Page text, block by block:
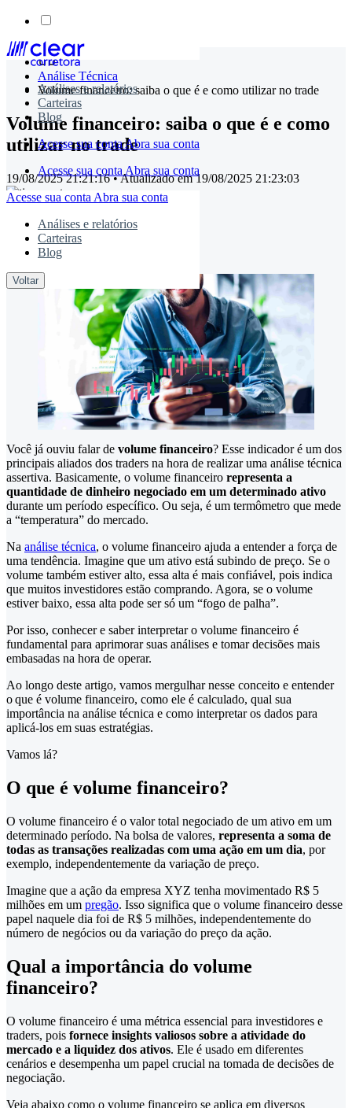
Skip
content
Análises e relatórios
Carteiras
Blog
Acesse sua contaAbra sua conta
Acesse sua conta Abra sua conta
Acesse sua conta Abra sua conta
Análises e relatórios
Carteiras
Blog
Voltar
Análise Técnica
Volume financeiro: saiba o que é e como utilizar no trade
Volume financeiro: saiba o que é e como
utilizar no trade
19/08/2025 21:21:16• Atualizado em19/08/2025 21:23:03
timemaster
Compartilhe:
Você já ouviu falar de volume financeiro? Esse indicador é um dos
principais aliados dos traders na hora de realizar uma análise técnica
assertiva. Basicamente, o volume financeiro representa a
quantidade de dinheiro negociado em um determinado ativo
durante um período específico. Ou seja, é um termômetro que mede
a “temperatura” do mercado.
Na análise técnica, o volume financeiro ajuda a entender a força de
uma tendência. Imagine que um ativo está subindo de preço. Se o
volume também estiver alto, essa alta é mais confiável, pois indica
que muitos investidores estão comprando. Agora, se o volume
estiver baixo, essa alta pode ser só um “fogo de palha”.
Por isso, conhecer e saber interpretar o volume financeiro é
fundamental para aprimorar suas análises e tomar decisões mais
embasadas na hora de operar.
Ao longo deste artigo, vamos mergulhar nesse conceito e entender
o que é volume financeiro, como ele é calculado, qual sua
importância na análise técnica e como interpretar os dados para
aplicá-los em suas estratégias.
Vamos lá?
O que é volume financeiro?
O volume financeiro é o valor total negociado de um ativo em um
determinado período. Na bolsa de valores, representa a soma de
todas as transações realizadas com uma ação em um dia, por
exemplo, independentemente da variação de preço.
Imagine que a ação da empresa XYZ tenha movimentado R$ 5
milhões em um pregão. Isso significa que o volume financeiro desse
papel naquele dia foi de R$ 5 milhões, independentemente do
número de negócios ou da variação do preço da ação.
Qual a importância do volume
financeiro?
O volume financeiro é uma métrica essencial para investidores e
traders, pois fornece insights valiosos sobre a atividade do
mercado e a liquidez dos ativos. Ele é usado em diferentes
cenários e desempenha um papel crucial na tomada de decisões de
negociação.
Veja abaixo como o volume financeiro se aplica em diversos